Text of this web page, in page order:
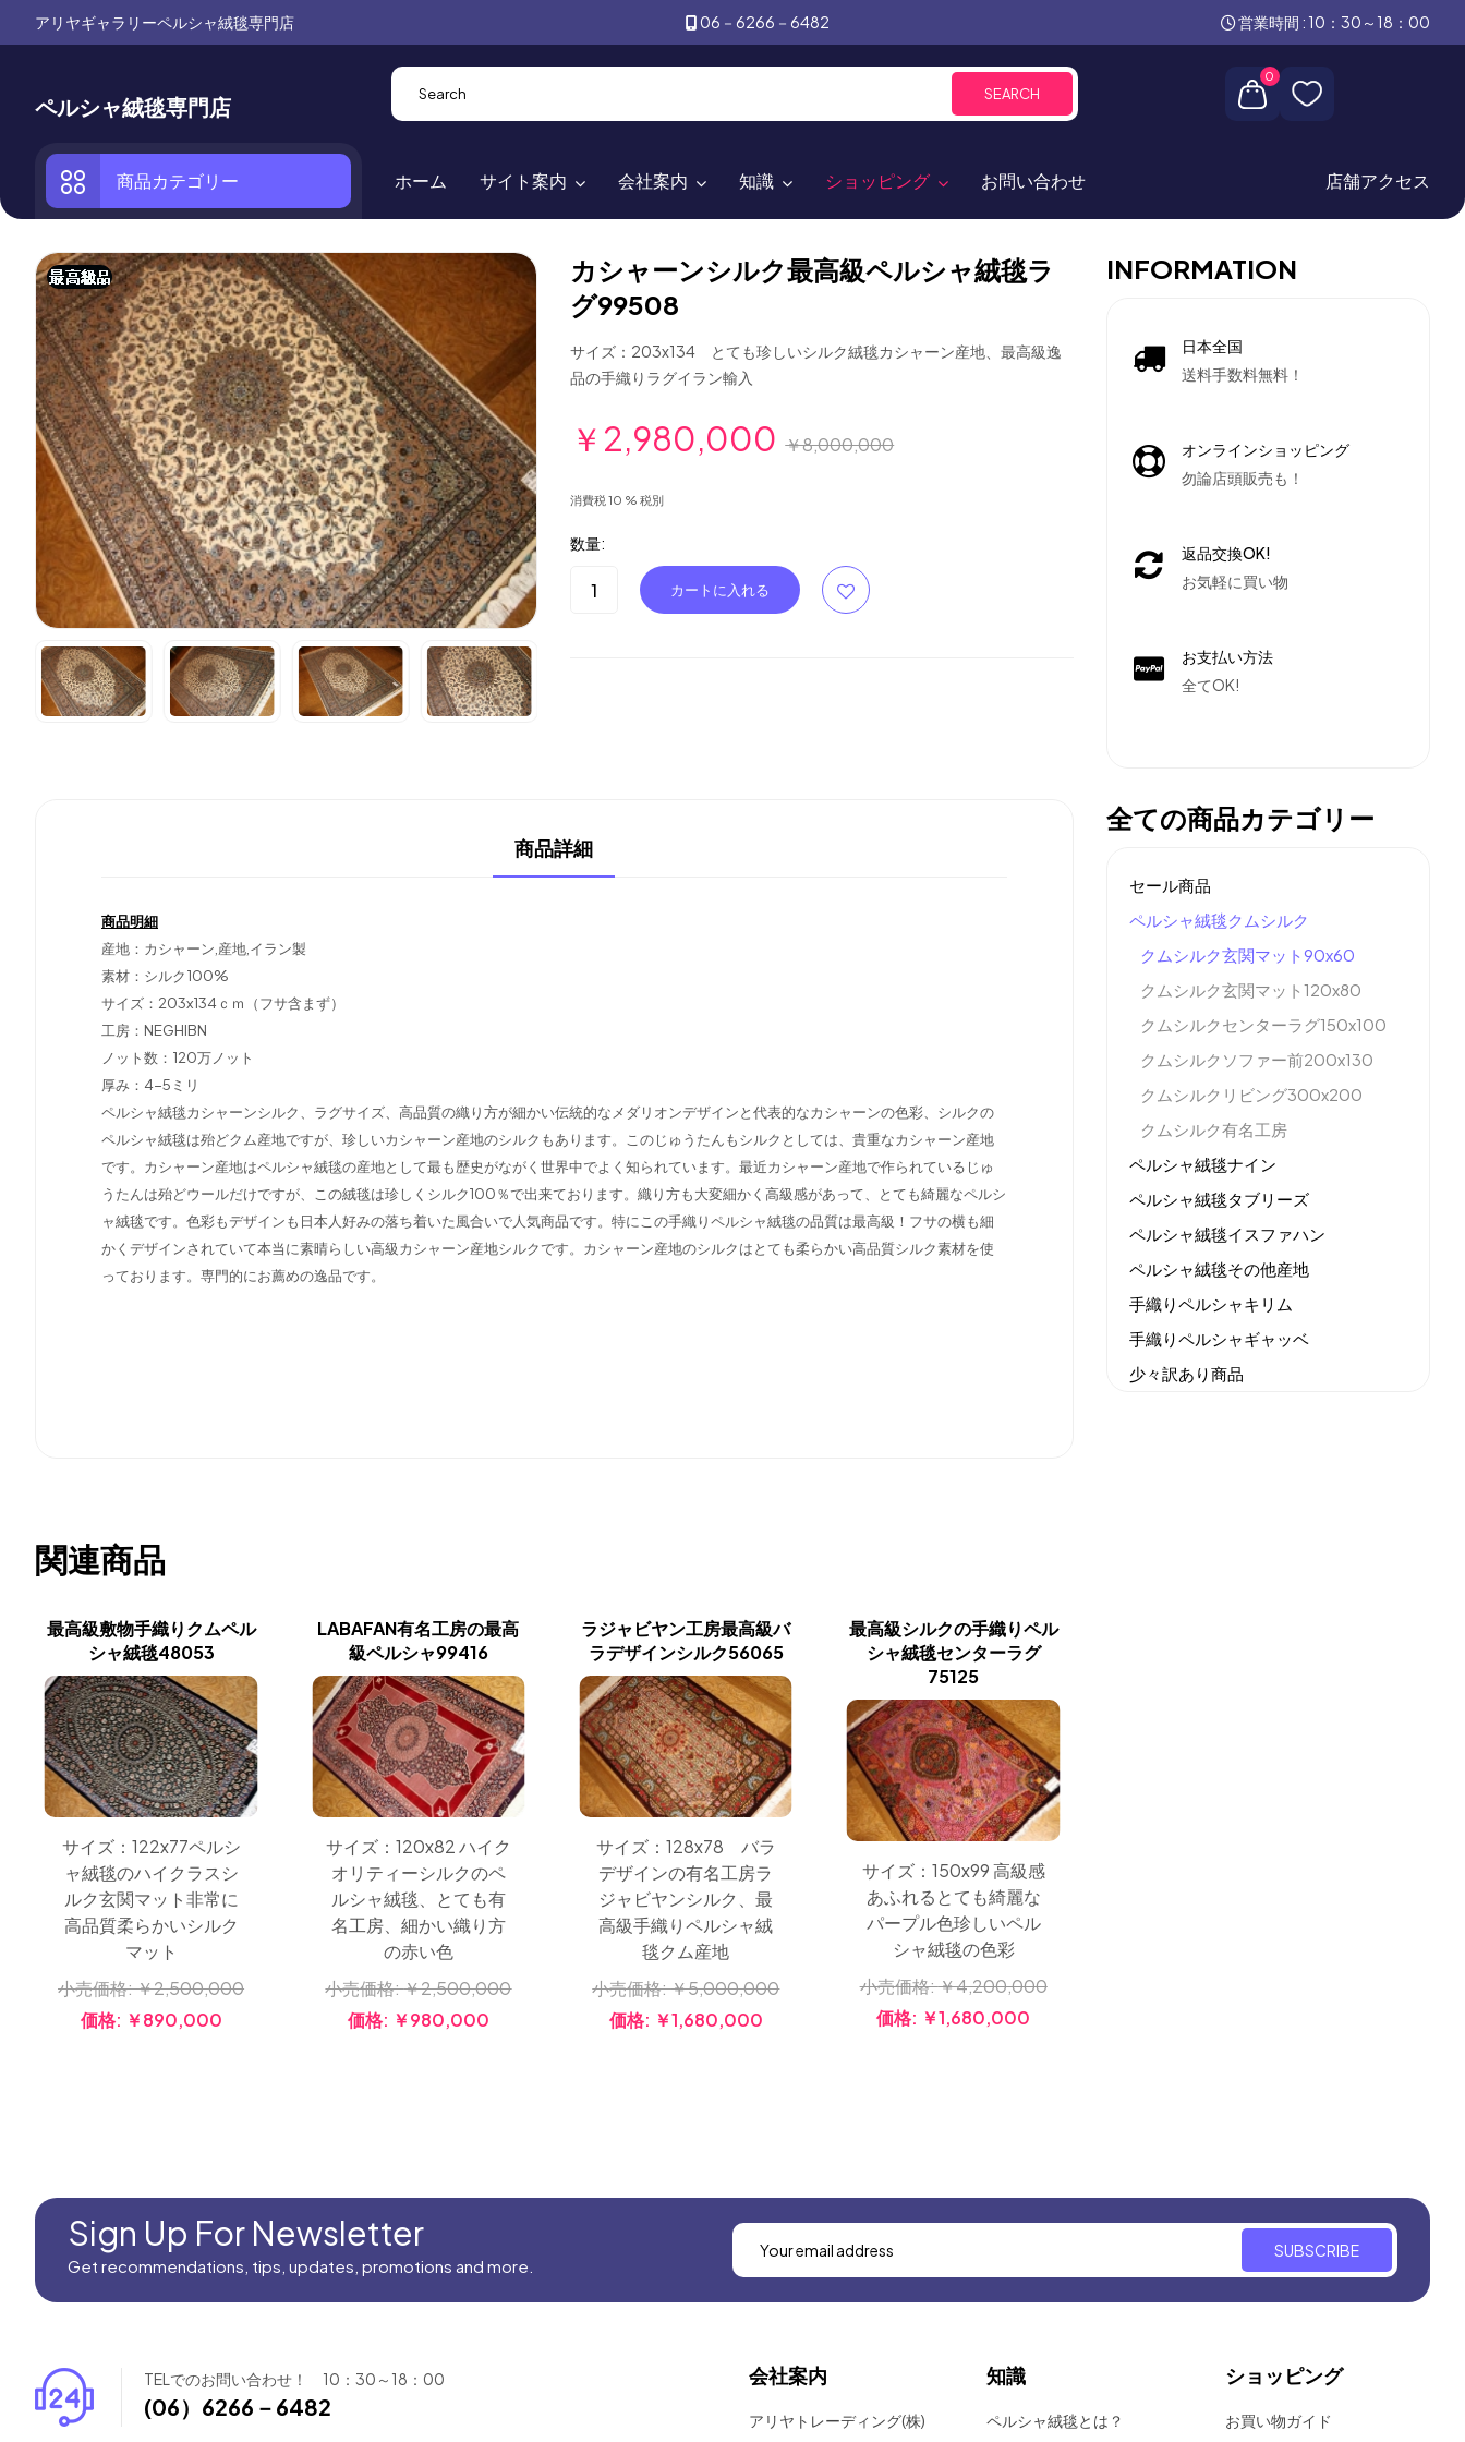
アリヤギャラリーペルシャ絨毯専門店 06－6266－6482 営業時間 : 10：30～18：00
ペルシャ絨毯専門店 SEARCH
0
商品カテゴリー ホーム サイト案内 会社案内 知識 ショッピング お問い合わせ 店舗アクセス
カシャーンシルク最高級ペルシャ絨毯ラ
グ99508
サイズ：203x134 とても珍しいシルク絨毯カシャーン産地、最高級逸
品の手織りラグイラン輸入
￥2,980,000 ￥8,000,000
消費税 10 % 税別
数量:
商品詳細
商品明細
産地：カシャーン,産地,イラン製
素材：シルク100%
サイズ：203x134ｃｍ（フサ含まず）
工房：NEGHIBN
ノット数：120万ノット
厚み：4-5ミリ
ペルシャ絨毯カシャーンシルク、ラグサイズ、高品質の織り方が細かい伝統的なメダリオンデザインと代表的なカシャーンの色彩、シルクの
ペルシャ絨毯は殆どクム産地ですが、珍しいカシャーン産地のシルクもあります。このじゅうたんもシルクとしては、貴重なカシャーン産地
です。カシャーン産地はペルシャ絨毯の産地として最も歴史がながく世界中でよく知られています。最近カシャーン産地で作られているじゅ
うたんは殆どウールだけですが、この絨毯は珍しくシルク100％で出来ております。織り方も大変細かく高級感があって、とても綺麗なペルシ
ャ絨毯です。色彩もデザインも日本人好みの落ち着いた風合いで人気商品です。特にこの手織りペルシャ絨毯の品質は最高級！フサの横も細
かくデザインされていて本当に素晴らしい高級カシャーン産地シルクです。カシャーン産地のシルクはとても柔らかい高品質シルク素材を使
っております。専門的にお薦めの逸品です。
関連商品
最高級敷物手織りクムペル
シャ絨毯48053
サイズ：122x77ペルシ
ャ絨毯のハイクラスシ
ルク玄関マット非常に
高品質柔らかいシルク
マット
小売価格:￥2,500,000
価格: ￥890,000
LABAFAN有名工房の最高
級ペルシャ99416
サイズ：120x82 ハイク
オリティーシルクのペ
ルシャ絨毯、とても有
名工房、細かい織り方
の赤い色
小売価格:￥2,500,000
価格: ￥980,000
ラジャビヤン工房最高級バ
ラデザインシルク56065
サイズ：128x78 バラ
デザインの有名工房ラ
ジャビヤンシルク、最
高級手織りペルシャ絨
毯クム産地
小売価格:￥5,000,000
価格: ￥1,680,000
最高級シルクの手織りペル
シャ絨毯センターラグ
75125
サイズ：150x99 高級感
あふれるとても綺麗な
パープル色珍しいペル
シャ絨毯の色彩
小売価格:￥4,200,000
価格: ￥1,680,000
INFORMATION
日本全国
送料手数料無料！
オンラインショッピング
勿論店頭販売も！
返品交換OK!
お気軽に買い物
お支払い方法
全てOK!
全ての商品カテゴリー
セール商品
ペルシャ絨毯クムシルク
クムシルク玄関マット90x60
クムシルク玄関マット120x80
クムシルクセンターラグ150x100
クムシルクソファー前200x130
クムシルクリビング300x200
クムシルク有名工房
ペルシャ絨毯ナイン
ペルシャ絨毯タブリーズ
ペルシャ絨毯イスファハン
ペルシャ絨毯その他産地
手織りペルシャキリム
手織りペルシャギャッベ
少々訳あり商品
Sign Up For Newsletter
Get recommendations, tips, updates, promotions and more.
SUBSCRIBE
TELでのお問い合わせ！ 10：30～18：00
(06）6266－6482
会社案内
アリヤトレーディング(株)
知識
ペルシャ絨毯とは？
ショッピング
お買い物ガイド